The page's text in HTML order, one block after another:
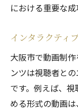
における重要な成
インタラクティ
大阪市で動画制
ンツは視聴者と
です。例えば、
める形式の動画